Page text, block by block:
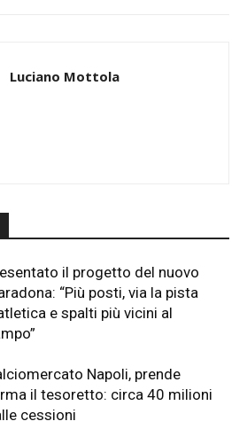
Luciano Mottola
il progetto del nuovo
“Più posti, via la pista
e spalti più vicini al
Napoli, prende
il tesoretto: circa 40 milioni
cessioni